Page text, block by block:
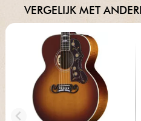
VERGELIJK MET